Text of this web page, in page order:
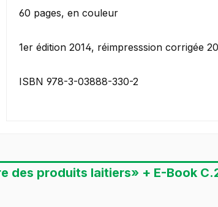
60 pages, en couleur
1er édition 2014, réimpresssion corrigée
ISBN 978-3-03888-330-2
des produits laitiers» + E-Book